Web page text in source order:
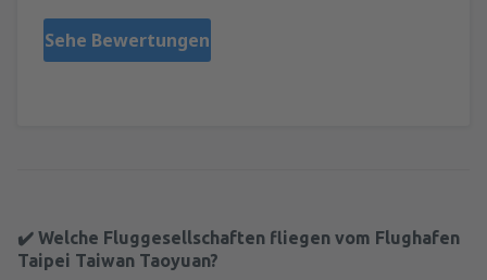
Sehe Bewertungen
✔️ Welche Fluggesellschaften fliegen vom Flughafen
Taipei Taiwan Taoyuan?